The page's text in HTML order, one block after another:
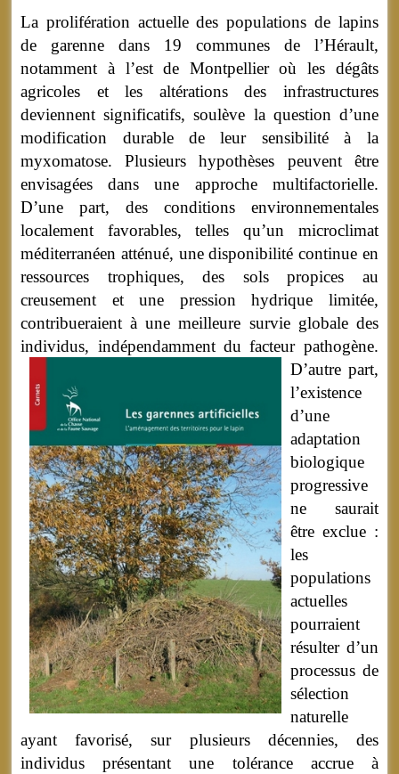
La prolifération actuelle des populations de lapins
de garenne dans 19 communes de l’Hérault,
notamment à l’est de Montpellier où les dégâts
agricoles et les altérations des infrastructures
deviennent significatifs, soulève la question d’une
modification durable de leur sensibilité à la
myxomatose. Plusieurs hypothèses peuvent être
envisagées dans une approche multifactorielle.
D’une part, des conditions environnementales
localement favorables, telles qu’un microclimat
méditerranéen atténué, une disponibilité continue en
ressources trophiques, des sols propices au
creusement et une pression hydrique limitée,
contribueraient à une meilleure survie globale des
individus, indépendamment du facteur pathogène.
D’autre part,
l’existence
d’une
adaptation
biologique
progressive
ne saurait
être exclue :
les
populations
actuelles
pourraient
résulter d’un
processus de
sélection
naturelle
ayant favorisé, sur plusieurs décennies, des
individus présentant une tolérance accrue à